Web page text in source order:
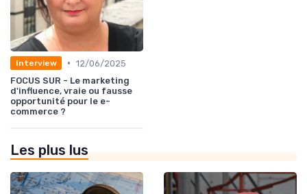
Interview • 12/06/2025
FOCUS SUR - Le marketing
d'influence, vraie ou fausse
opportunité pour le e-
commerce ?
Les plus lus